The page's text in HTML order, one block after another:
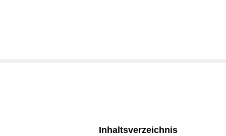
Inhaltsverzeichnis